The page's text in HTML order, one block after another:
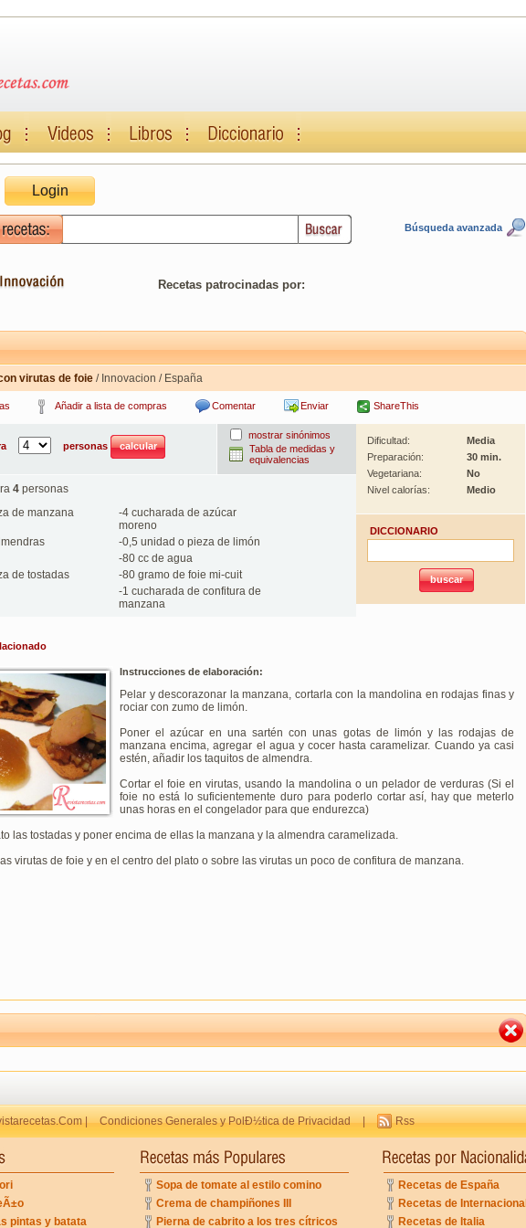
Login
Búsqueda avanzada
Recetas patrocinadas por:
virutas de foie / Innovacion / España
Añadir a lista de compras Comentar Enviar ShareThis
personas
mostrar sinónimos
Tabla de medidas y
equivalencias
4 personas
de manzana -4 cucharada de azúcar
moreno
-0,5 unidad o pieza de limón
-80 cc de agua
de tostadas
-80 gramo de foie mi-cuit
-1 cucharada de confitura de
manzana
Dificultad:
Media
Preparación:
30 min.
Vegetariana:
No
Nivel calorías:
Medio
DICCIONARIO
Instrucciones de elaboración:
Pelar y descorazonar la manzana, cortarla con la mandolina en rodajas finas y
rociar con zumo de limón.
Poner el azúcar en una sartén con unas gotas de limón y las rodajas de
manzana encima, agregar el agua y cocer hasta caramelizar. Cuando ya casi
estén, añadir los taquitos de almendra.
Cortar el foie en virutas, usando la mandolina o un pelador de verduras (Si el
foie no está lo suficientemente duro para poderlo cortar así, hay que meterlo
unas horas en el congelador para que endurezca)
las tostadas y poner encima de ellas la manzana y la almendra caramelizada.
virutas de foie y en el centro del plato o sobre las virutas un poco de confitura de manzana.
| Condiciones Generales y PolÐ½tica de Privacidad | Rss
pintas y batata
Sopa de tomate al estilo comino
Crema de champiñones III
Pierna de cabrito a los tres cítricos
Recetas de España
Recetas de Internacional
Recetas de Italia